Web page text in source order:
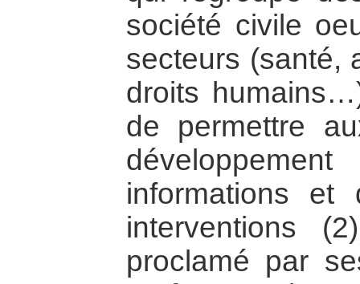
société civile
secteurs (santé,
droits
de permettre
informations et
interventions
proclamé par